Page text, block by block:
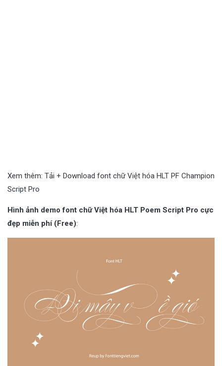
Xem thêm: Tải + Download font chữ Việt hóa HLT PF Champion
Script Pro
Hình ảnh demo font chữ Việt hóa HLT Poem Script Pro cực
đẹp miễn phí (Free):